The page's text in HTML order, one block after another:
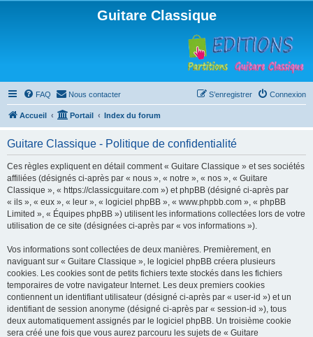
Guitare Classique
FAQ Nous contacter Connexion
S’enregistrer
Accueil Portail Index du forum
Guitare Classique - Politique de confidentialité
Ces règles expliquent en détail comment « Guitare Classique » et ses sociétés
affiliées (désignés ci-après par « nous », « notre », « nos », « Guitare
Classique », « https://classicguitare.com ») et phpBB (désigné ci-après par
« ils », « eux », « leur », « logiciel phpBB », « www.phpbb.com », « phpBB
Limited », « Équipes phpBB ») utilisent les informations collectées lors de votre
utilisation de ce site (désignées ci-après par « vos informations »).
Vos informations sont collectées de deux manières. Premièrement, en
naviguant sur « Guitare Classique », le logiciel phpBB créera plusieurs
cookies. Les cookies sont de petits fichiers texte stockés dans les fichiers
temporaires de votre navigateur Internet. Les deux premiers cookies
contiennent un identifiant utilisateur (désigné ci-après par « user-id ») et un
identifiant de session anonyme (désigné ci-après par « session-id »), tous
deux automatiquement assignés par le logiciel phpBB. Un troisième cookie
sera créé une fois que vous aurez parcouru les sujets de « Guitare